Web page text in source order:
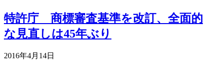
特許庁 商標審査基準を改訂、全面的
な見直しは45年ぶり
2016年4月14日